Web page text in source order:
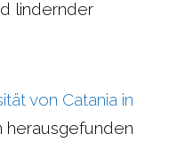
lindernder
von Catania in
herausgefunden